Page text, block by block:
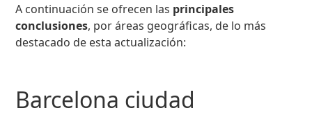
A continuación se ofrecen las principales
conclusiones, por áreas geográficas, de lo más
destacado de esta actualización:
Barcelona ciudad